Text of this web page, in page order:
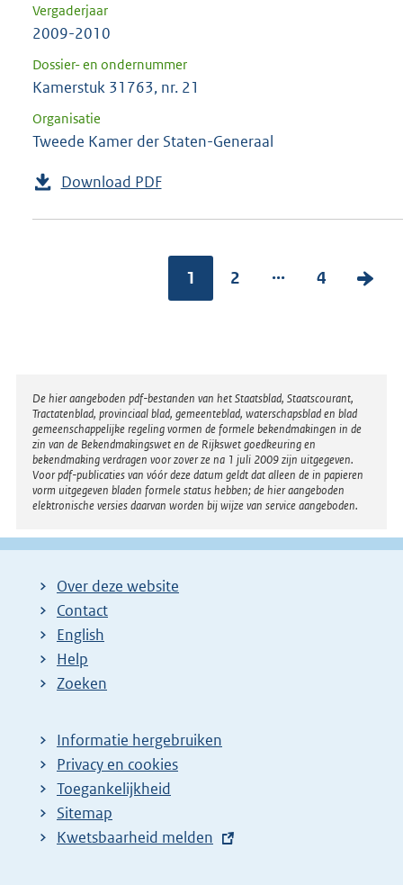
Vergaderjaar
2009-2010
Dossier- en ondernummer
Kamerstuk 31763, nr. 21
Organisatie
Tweede Kamer der Staten-Generaal
Download PDF
1 2 ... 4
V
g
Disclaimer
De hier aangeboden pdf-bestanden van het Staatsblad, Staatscourant,
Tractatenblad, provinciaal blad, gemeenteblad, waterschapsblad en blad
gemeenschappelijke regeling vormen de formele bekendmakingen in de
zin van de Bekendmakingswet en de Rijkswet goedkeuring en
bekendmaking verdragen voor zover ze na 1 juli 2009 zijn uitgegeven.
Voor pdf-publicaties van vóór deze datum geldt dat alleen de in papieren
vorm uitgegeven bladen formele status hebben; de hier aangeboden
elektronische versies daarvan worden bij wijze van service aangeboden.
Over deze website
Contact
English
Help
Zoeken
Informatie hergebruiken
Privacy en cookies
Toegankelijkheid
Sitemap
E
Kwetsbaarheid melden